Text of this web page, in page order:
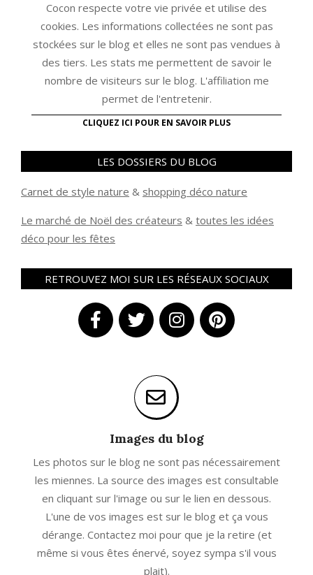
Cocon respecte votre vie privée et utilise des
cookies. Les informations collectées ne sont pas
stockées sur le blog et elles ne sont pas vendues à
des tiers. Les stats me permettent de savoir le
nombre de visiteurs sur le blog. L'affiliation me
permet de l'entretenir.
CLIQUEZ ICI POUR EN SAVOIR PLUS
LES DOSSIERS DU BLOG
Carnet de style nature & shopping déco nature
Le marché de Noël des créateurs & toutes les idées
déco pour les fêtes
RETROUVEZ MOI SUR LES RÉSEAUX SOCIAUX
Images du blog
Les photos sur le blog ne sont pas nécessairement
les miennes. La source des images est consultable
en cliquant sur l'image ou sur le lien en dessous.
L'une de vos images est sur le blog et ça vous
dérange. Contactez moi pour que je la retire (et
même si vous êtes énervé, soyez sympa s'il vous
plait).